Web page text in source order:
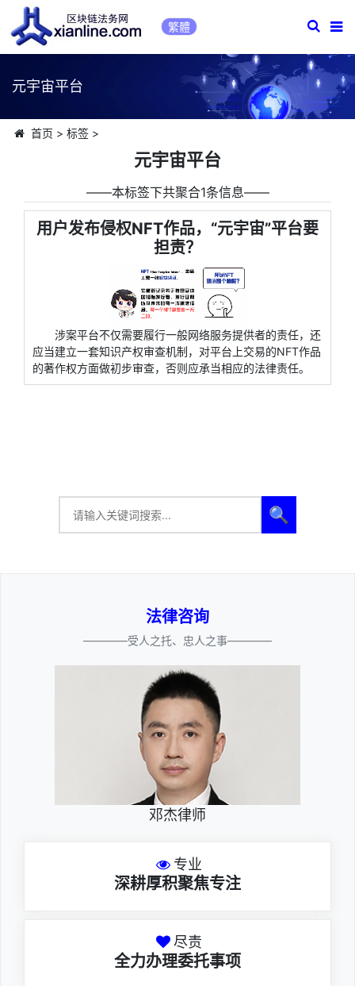
繁體
元宇宙平台
首页 > 标签>
元宇宙平台
――本标签下共聚合1条信息――
用户发布侵权NFT作品，“元宇宙”平台要
担责？
涉案平台不仅需要履行一般网络服务提供者的责任，还
应当建立一套知识产权审查机制，对平台上交易的NFT作品
的著作权方面做初步审查，否则应承当相应的法律责任。
🔍
法律咨询
————受人之托、忠人之事————
邓杰律师
专业
深耕厚积聚焦专注
尽责
全力办理委托事项